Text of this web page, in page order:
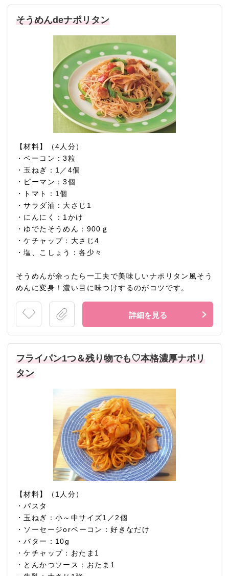
そうめんdeナポリタン
【材料】（4人分）
・ベーコン：3粒
・玉ねぎ：1／4個
・ピーマン：3個
・トマト：1個
・サラダ油：大さじ1
・にんにく：1かけ
・ゆでたそうめん：900ｇ
・ケチャップ：大さじ4
・塩、こしょう：各少々
そうめんが余ったら一工夫で美味しいナポリタン風そう
めんに変身！濃い目に味つけするのがコツです。
詳細を見る
フライパン1つ＆残り物でも♡本格濃厚ナポリ
タン
【材料】（1人分）
・パスタ
・玉ねぎ：小～中サイズ1／2個
・ソーセージorベーコン：好きなだけ
・バター：10g
・ケチャップ：おたま1
・とんかつソース：おたま1